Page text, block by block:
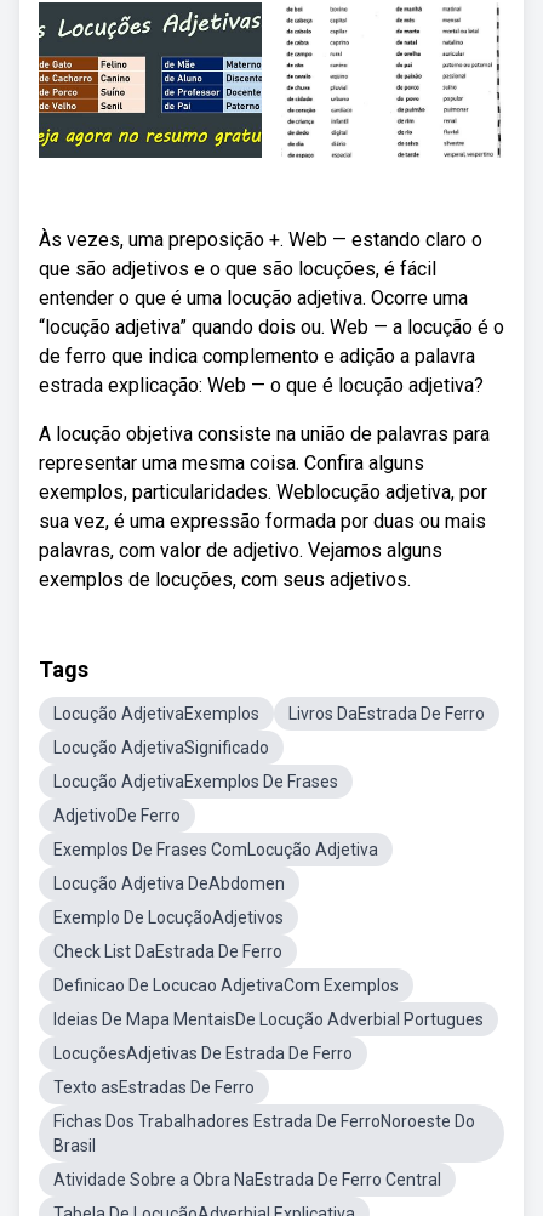
Às vezes, uma preposição +. Web — estando claro o
que são adjetivos e o que são locuções, é fácil
entender o que é uma locução adjetiva. Ocorre uma
“locução adjetiva” quando dois ou. Web — a locução é o
de ferro que indica complemento e adição a palavra
estrada explicação: Web — o que é locução adjetiva?
A locução objetiva consiste na união de palavras para
representar uma mesma coisa. Confira alguns
exemplos, particularidades. Weblocução adjetiva, por
sua vez, é uma expressão formada por duas ou mais
palavras, com valor de adjetivo. Vejamos alguns
exemplos de locuções, com seus adjetivos.
Tags
Locução AdjetivaExemplos
Livros DaEstrada De Ferro
Locução AdjetivaSignificado
Locução AdjetivaExemplos De Frases
AdjetivoDe Ferro
Exemplos De Frases ComLocução Adjetiva
Locução Adjetiva DeAbdomen
Exemplo De LocuçãoAdjetivos
Check List DaEstrada De Ferro
Definicao De Locucao AdjetivaCom Exemplos
Ideias De Mapa MentaisDe Locução Adverbial Portugues
LocuçõesAdjetivas De Estrada De Ferro
Texto asEstradas De Ferro
Fichas Dos Trabalhadores Estrada De FerroNoroeste Do
Brasil
Atividade Sobre a Obra NaEstrada De Ferro Central